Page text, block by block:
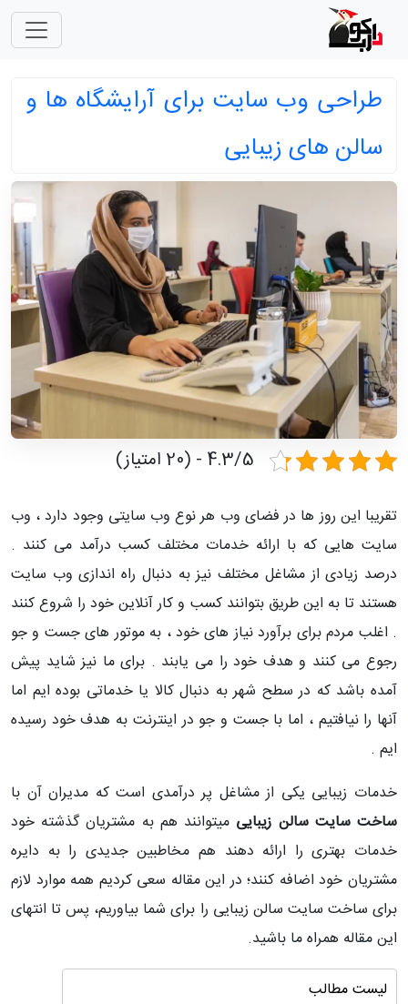
طراحی وب سایت برای آرایشگاه ها و
سالن های زیبایی
4.3/5 - (20 امتیاز)
تقریبا این روز ها در فضای وب هر نوع وب سایتی وجود دارد ، وب
سایت هایی که با ارائه خدمات مختلف کسب درآمد می کنند .
درصد زیادی از مشاغل مختلف نیز به دنبال راه اندازی وب سایت
هستند تا به این طریق بتوانند کسب و کار آنلاین خود را شروع کنند
. اغلب مردم برای برآورد نیاز های خود ، به موتور های جست و جو
رجوع می کنند و هدف خود را می یابند . برای ما نیز شاید پیش
آمده باشد که در سطح شهر به دنبال کالا یا خدماتی بوده ایم اما
آنها را نیافتیم ، اما با جست و جو در اینترنت به هدف خود رسیده
ایم .
خدمات زیبایی یکی از مشاغل پر درآمدی است که مدیران آن با
ساخت سایت سالن زیبایی میتوانند هم به مشتریان گذشته خود
خدمات بهتری را ارائه دهند هم مخاطبین جدیدی را به دایره
مشتریان خود اضافه کنند؛ در این مقاله سعی کردیم همه موارد لازم
برای ساخت سایت سالن زیبایی را برای شما بیاوریم، پس تا انتهای
این مقاله همراه ما باشید.
لیست مطالب